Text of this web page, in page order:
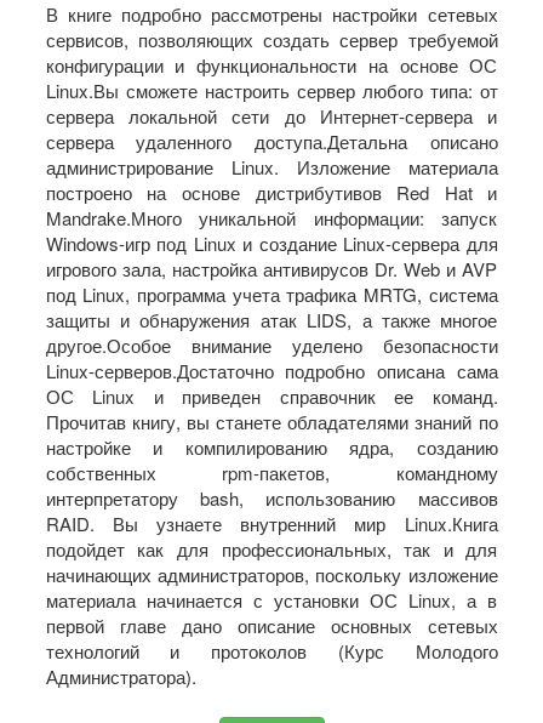
В книге подробно рассмотрены настройки сетевых
сервисов, позволяющих создать сервер требуемой
конфигурации и функциональности на основе ОС
Linux.Вы сможете настроить сервер любого типа: от
сервера локальной сети до Интернет-сервера и
сервера удаленного доступа.Детальна описано
администрирование Linux. Изложение материала
построено на основе дистрибутивов Red Hat и
Mandrake.Много уникальной информации: запуск
Windows-игр под Linux и создание Linux-сервера для
игрового зала, настройка антивирусов Dr. Web и AVP
под Linux, программа учета трафика MRTG, система
защиты и обнаружения атак LIDS, а также многое
другое.Особое внимание уделено безопасности
Linux-серверов.Достаточно подробно описана сама
ОС Linux и приведен справочник ее команд.
Прочитав книгу, вы станете обладателями знаний по
настройке и компилированию ядра, созданию
собственных rpm-пакетов, командному
интерпретатору bash, использованию массивов
RAID. Вы узнаете внутренний мир Linux.Книга
подойдет как для профессиональных, так и для
начинающих администраторов, поскольку изложение
материала начинается с установки ОС Linux, а в
первой главе дано описание основных сетевых
технологий и протоколов (Курс Молодого
Администратора).